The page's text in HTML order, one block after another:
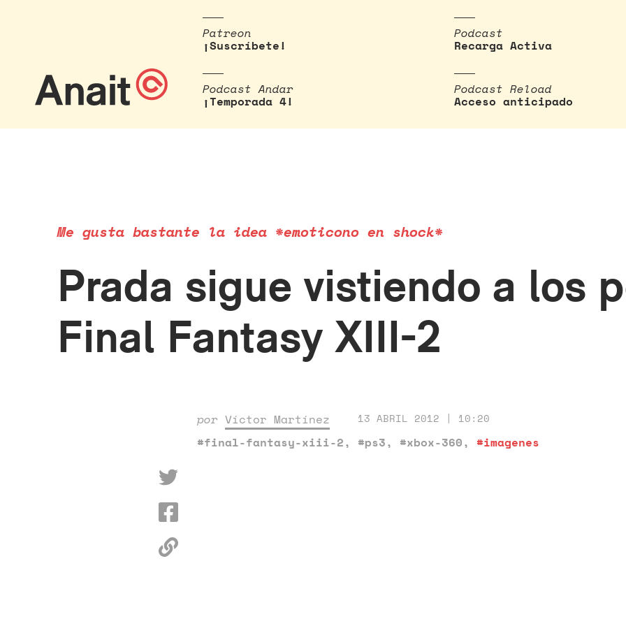
Patreon
¡Suscríbete!
Podcast
Recarga Activa
Podcast Andar
¡Temporada 4!
Podcast Reload
Acceso anticipado
Me gusta bastante la idea *emoticono en shock*
Prada sigue vistiendo a los
Final Fantasy XIII-2
por Víctor Martínez 13 ABRIL 2012 | 10:20
#final-fantasy-xiii-2, #ps3, #xbox-360, #imagenes